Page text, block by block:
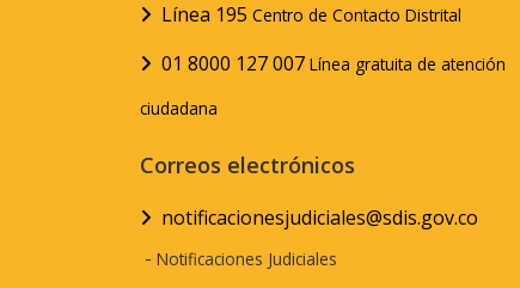
Línea 195 Centro de Contacto Distrital
01 8000 127 007 Línea gratuita de atención
ciudadana
Correos electrónicos
notificacionesjudiciales@sdis.gov.co
- Notificaciones Judiciales